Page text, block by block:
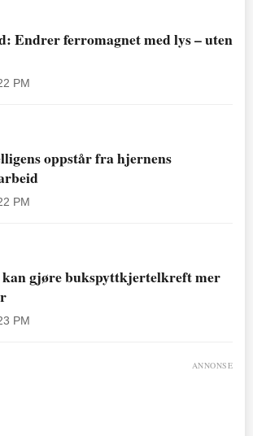
Endrer ferromagnet med lys – uten
PM
oppstår fra hjernens
PM
kan gjøre bukspyttkjertelkreft mer
PM
ANNONSE